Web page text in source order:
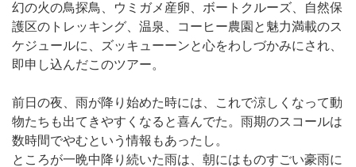
幻の火の鳥探鳥、ウミガメ産卵、ボートクルーズ、自然保
護区のトレッキング、温泉、コーヒー農園と魅力満載のス
ケジュールに、ズッキューーンと心をわしづかみにされ、
即申し込んだこのツアー。
前日の夜、雨が降り始めた時には、これで涼しくなって動
物たちも出てきやすくなると喜んでた。雨期のスコールは
数時間でやむという情報もあったし。
ところが一晩中降り続いた雨は、朝にはものすごい豪雨に